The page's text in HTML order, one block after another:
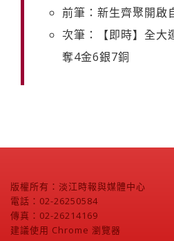
前筆：新生齊聚開啟
次筆：【即時】全大
奪4金6銀7銅
版權所有：淡江時報與媒體中心
電話：02-26250584
傳真：02-26214169
建議使用 Chrome 瀏覽器